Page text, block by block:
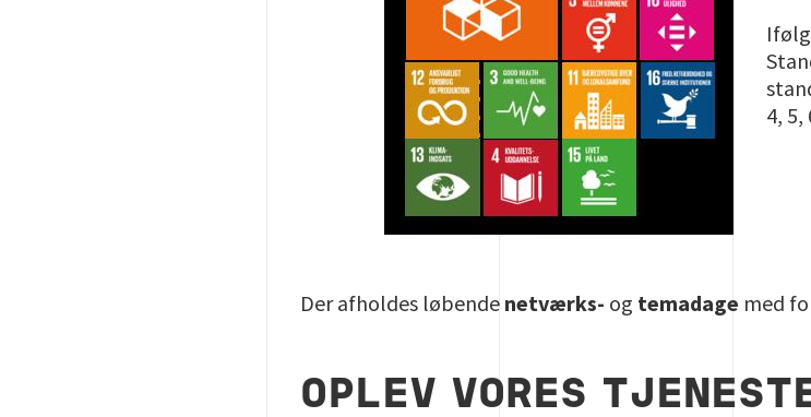
4, 5,
Der afholdes løbende netværks- og temadage med
OPLEV VORES